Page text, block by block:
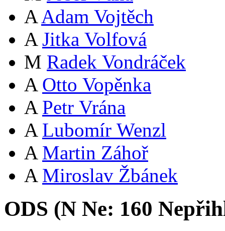
A Adam Vojtěch
A Jitka Volfová
M Radek Vondráček
A Otto Vopěnka
A Petr Vrána
A Lubomír Wenzl
A Martin Záhoř
A Miroslav Žbánek
ODS (N Ne: 160